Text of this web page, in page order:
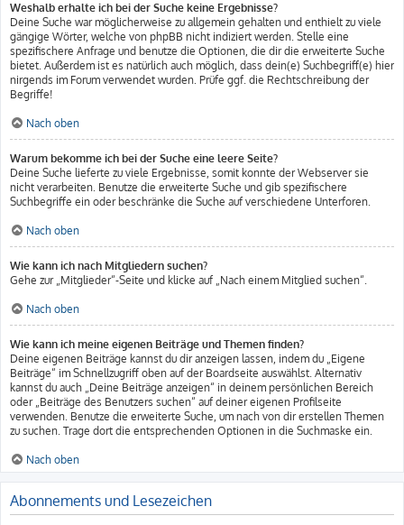
Weshalb erhalte ich bei der Suche keine Ergebnisse?
Deine Suche war möglicherweise zu allgemein gehalten und enthielt zu viele
gängige Wörter, welche von phpBB nicht indiziert werden. Stelle eine
spezifischere Anfrage und benutze die Optionen, die dir die erweiterte Suche
bietet. Außerdem ist es natürlich auch möglich, dass dein(e) Suchbegriff(e) hier
nirgends im Forum verwendet wurden. Prüfe ggf. die Rechtschreibung der
Begriffe!
Nach oben
Warum bekomme ich bei der Suche eine leere Seite?
Deine Suche lieferte zu viele Ergebnisse, somit konnte der Webserver sie
nicht verarbeiten. Benutze die erweiterte Suche und gib spezifischere
Suchbegriffe ein oder beschränke die Suche auf verschiedene Unterforen.
Nach oben
Wie kann ich nach Mitgliedern suchen?
Gehe zur „Mitglieder“-Seite und klicke auf „Nach einem Mitglied suchen“.
Nach oben
Wie kann ich meine eigenen Beiträge und Themen finden?
Deine eigenen Beiträge kannst du dir anzeigen lassen, indem du „Eigene
Beiträge“ im Schnellzugriff oben auf der Boardseite auswählst. Alternativ
kannst du auch „Deine Beiträge anzeigen“ in deinem persönlichen Bereich
oder „Beiträge des Benutzers suchen“ auf deiner eigenen Profilseite
verwenden. Benutze die erweiterte Suche, um nach von dir erstellen Themen
zu suchen. Trage dort die entsprechenden Optionen in die Suchmaske ein.
Nach oben
Abonnements und Lesezeichen